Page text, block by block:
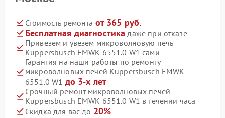
Стоимость ремонта от 365 руб.
Бесплатная диагностика даже при отказе
Привезем и увезем микроволновую печь
Kuppersbusch EMWK 6551.0 W1 сами
Гарантия на наши работы по ремонту
микроволновых печей Kuppersbusch EMWK
6551.0 W1 до 3-х лет
Срочный ремонт микроволновых печей
Kuppersbusch EMWK 6551.0 W1 в течении часа
Скидка для вас до 20%